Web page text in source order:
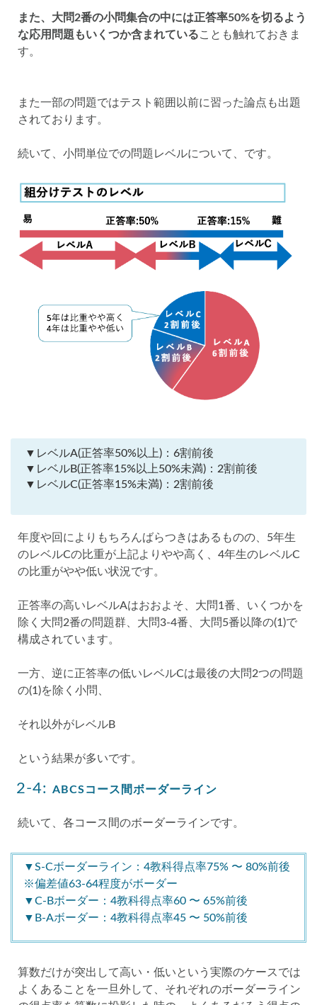
また、大問2番の小問集合の中には正答率50%を切るよう
な応用問題もいくつか含まれていることも触れておきま
す。
また一部の問題ではテスト範囲以前に習った論点も出題
されております。
続いて、小問単位での問題レベルについて、です。
▼レベルA(正答率50%以上)：6割前後
▼レベルB(正答率15%以上50%未満)：2割前後
▼レベルC(正答率15%未満)：2割前後
年度や回によりもちろんばらつきはあるものの、5年生
のレベルCの比重が上記よりやや高く、4年生のレベルC
の比重がやや低い状況です。
正答率の高いレベルAはおおよそ、大問1番、いくつかを
除く大問2番の問題群、大問3-4番、大問5番以降の(1)で
構成されています。
一方、逆に正答率の低いレベルCは最後の大問2つの問題
の(1)を除く小問、
それ以外がレベルB
という結果が多いです。
2-4: ABCSコース間ボーダーライン
続いて、各コース間のボーダーラインです。
▼S-Cボーダーライン：4教科得点率75% 〜 80%前後
※偏差値63-64程度がボーダー
▼C-Bボーダー：4教科得点率60 〜 65%前後
▼B-Aボーダー：4教科得点率45 〜 50%前後
算数だけが突出して高い・低いという実際のケースでは
よくあることを一旦外して、それぞれのボーダーライン